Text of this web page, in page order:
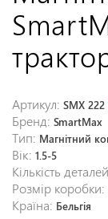
Артикул: SMX 222
Бренд: SmartMax
Тип: Магнітний
Вік: 1.5-5
Кількість
Розмір коробки:
Країна: Бельгія